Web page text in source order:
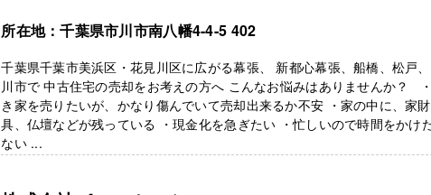
所在地：千葉県市川市南八幡4-4-5 402
千葉県千葉市美浜区・花見川区に広がる幕張、 新都心幕張、船橋、松戸
川市で 中古住宅の売却をお考えの方へ こんなお悩みはありませんか？
き家を売りたいが、かなり傷んでいて売却出来るか不安 ・家の中に、家
具、仏壇などが残っている ・現金化を急ぎたい ・忙しいので時間をかけ
ない ...